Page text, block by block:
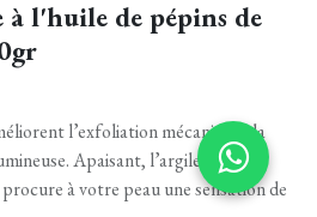
à l'huile de pépins de
l’exfoliation mécanique : la
Apaisant, l’argile blanche,
à votre peau une sensation de